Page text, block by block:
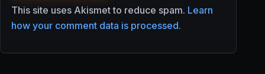
This site uses Akismet to reduce spam. Learn
how your comment data is processed.